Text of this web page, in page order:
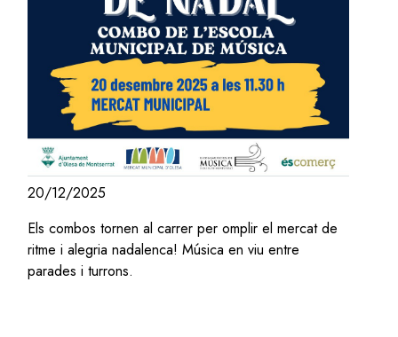
20/12/2025
Els combos tornen al carrer per omplir el mercat de
ritme i alegria nadalenca! Música en viu entre
parades i turrons.